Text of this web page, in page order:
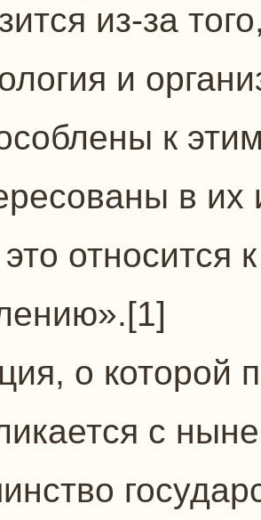
из-за
и
к
в
это
о которой
с